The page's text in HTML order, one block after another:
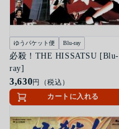
ゆうパケット便 Blu-ray
必殺！THE HISSATSU [Blu-
ray]
3,630円（税込）
カートに入れる